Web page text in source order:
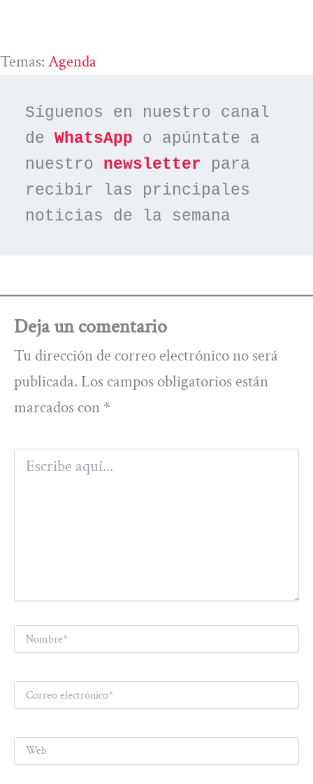
Temas: Agenda
Síguenos en nuestro canal
de WhatsApp o apúntate a
nuestro newsletter para
recibir las principales
noticias de la semana
Deja un comentario
Tu dirección de correo electrónico no será
publicada. Los campos obligatorios están
marcados con *
Escribe
aquí...
Nombre*
Correo
electrónico*
Web